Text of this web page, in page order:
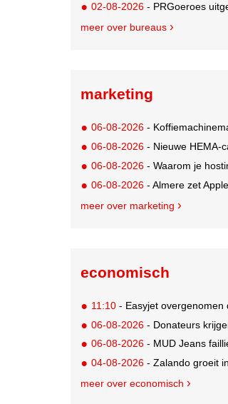
02-08-2026 - PRGoeroes
meer over bureaus
marketing
06-08-2026 -
06-08-2026 - Nieuwe HEMA-
06-08-2026 - Waarom je
06-08-2026 - Almere zet
meer over marketing
economisch
11:10 - Easyjet overgenomen
06-08-2026 - Donateurs
06-08-2026 - MUD Jeans
04-08-2026 - Zalando groeit
meer over economisch